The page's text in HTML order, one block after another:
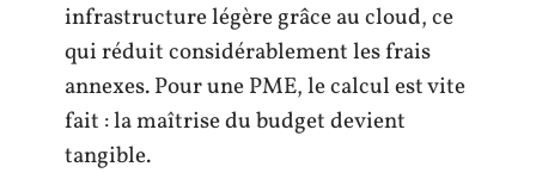
infrastructure légère grâce au cloud, ce
qui réduit considérablement les frais
annexes. Pour une PME, le calcul est vite
fait : la maîtrise du budget devient
tangible.